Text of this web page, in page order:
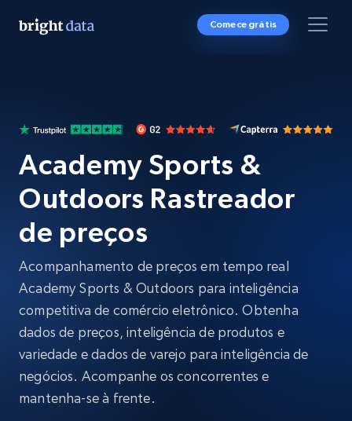
Comece grátis
Academy Sports &
Outdoors Rastreador
de preços
Acompanhamento de preços em tempo real
Academy Sports & Outdoors para inteligência
competitiva de comércio eletrônico. Obtenha
dados de preços, inteligência de produtos e
variedade e dados de varejo para inteligência de
negócios. Acompanhe os concorrentes e
mantenha-se à frente.